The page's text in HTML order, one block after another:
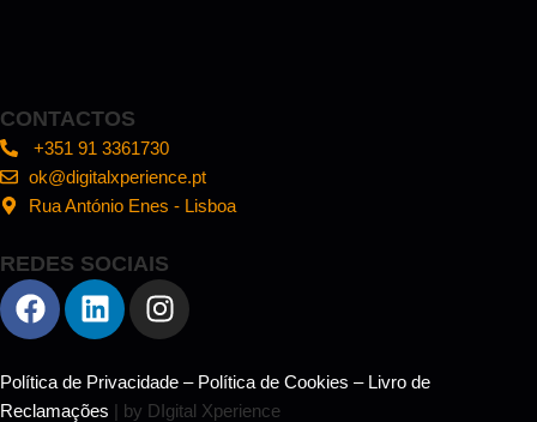
CONTACTOS
+351 91 3361730
ok@digitalxperience.pt
Rua António Enes - Lisboa
REDES SOCIAIS
Política de Privacidade – Política de Cookies – Livro de
Reclamações | by DIgital Xperience